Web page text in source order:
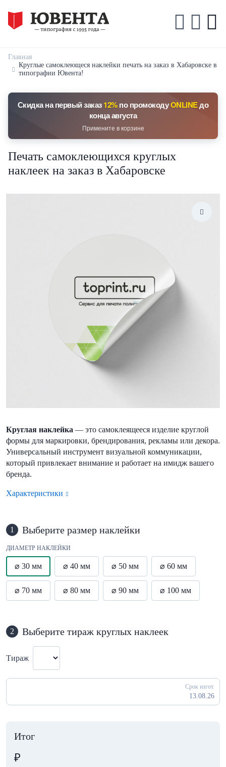
Главная
Круглые самоклеющеся наклейки печать на заказ в Хабаровске в
типографии Ювента!
Скидка на первый заказ12%по промокодуONLINEдо
конца августа
Примените в корзине
Печать самоклеющихся круглых
наклеек на заказ в Хабаровске
Круглая наклейка — это самоклеящееся изделие круглой
формы для маркировки, брендирования, рекламы или декора.
Универсальный инструмент визуальной коммуникации,
который привлекает внимание и работает на имидж вашего
бренда.
Характеристики
1 Выберите размер наклейки
ДИАМЕТР НАКЛЕЙКИ
⌀ 30 мм ⌀ 40 мм ⌀ 50 мм ⌀ 60 мм
⌀ 70 мм ⌀ 80 мм ⌀ 90 мм ⌀ 100 мм
2 Выберите тираж круглых наклеек
Тираж
Срок изгот.
13.08.26
Итог
₽